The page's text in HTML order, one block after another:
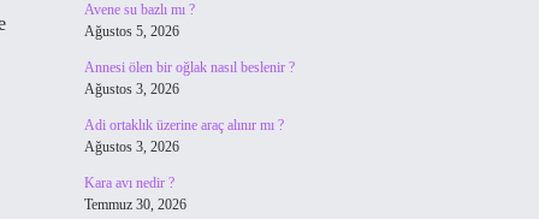
Avene su bazlı mı ?
Ağustos 5, 2026
Annesi ölen bir oğlak nasıl beslenir ?
Ağustos 3, 2026
Adi ortaklık üzerine araç alınır mı ?
Ağustos 3, 2026
Kara avı nedir ?
Temmuz 30, 2026